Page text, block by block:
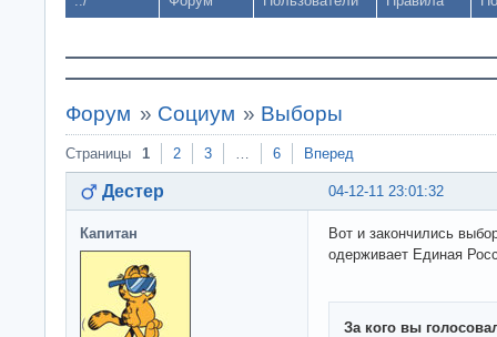
Форум » Социум » Выборы
Страницы 1 2 3 … 6 Вперед
04-12-11 23:01:32
Дестер
Капитан
Вот и закончились
одерживает Единая
За кого вы